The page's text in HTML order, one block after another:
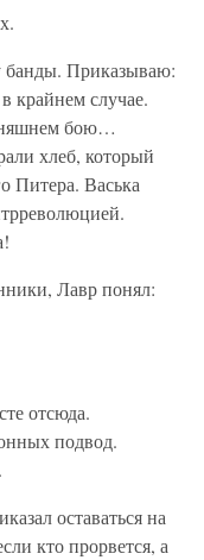
Приказываю:
крайнем случае.
бою…
хлеб, который
Питера. Васька
Лавр понял:
отсюда.
подвод.
оставаться на
кто прорвется, а